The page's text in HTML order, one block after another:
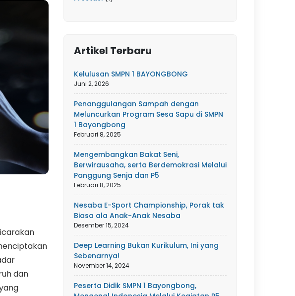
dan
Artikel Terbaru
Kelulusan SMPN 1 BAYONGBONG
Juni 2, 2026
Penanggulangan Sampah dengan
Meluncurkan Program Sesa Sapu di SMPN
1 Bayongbong
Februari 8, 2025
Mengembangkan Bakat Seni,
Berwirausaha, serta Berdemokrasi Melalui
Panggung Senja dan P5
Februari 8, 2025
Nesaba E-Sport Championship, Porak tak
Biasa ala Anak-Anak Nesaba
Desember 15, 2024
Deep Learning Bukan Kurikulum, Ini yang
Sebenarnya!
November 14, 2024
Peserta Didik SMPN 1 Bayongbong,